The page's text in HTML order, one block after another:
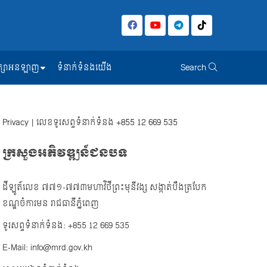
សាអនឡាញ ទំនាក់ទំនងយើង Search
Privacy | លេខទូរសព្ទទំនាក់ទំនង +855 12 669 535
ក្រសួងអភិវឌ្ឍន៍ជនបទ
ដីឡូត៍លេខ ៧៧១-៧៧៣មហាវិថីព្រះមុនីវង្ស សង្កាត់បឹងត្របែក
ខណ្ឌចំការមន រាជធានីភ្នំពេញ
ទូរសព្ទទំនាក់ទំនង: +855 12 669 535
E-Mail: info@mrd.gov.kh